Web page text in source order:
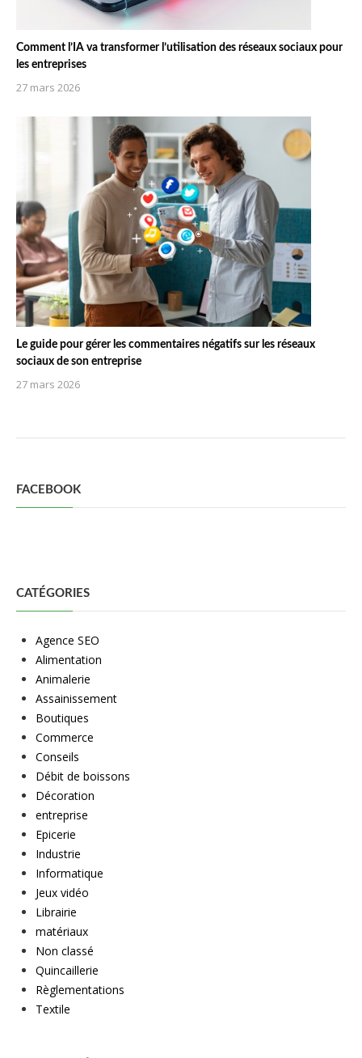
Comment l’IA va transformer l’utilisation des réseaux sociaux pour
les entreprises
27 mars 2026
Le guide pour gérer les commentaires négatifs sur les réseaux
sociaux de son entreprise
27 mars 2026
FACEBOOK
CATÉGORIES
Agence SEO
Alimentation
Animalerie
Assainissement
Boutiques
Commerce
Conseils
Débit de boissons
Décoration
entreprise
Epicerie
Industrie
Informatique
Jeux vidéo
Librairie
matériaux
Non classé
Quincaillerie
Règlementations
Textile